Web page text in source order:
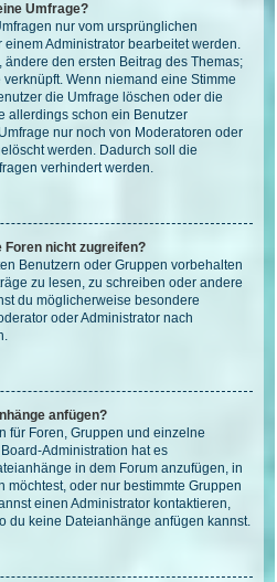
Umfrage?
nur vom ursprünglichen
Administrator bearbeitet werden.
den ersten Beitrag des Themas;
Wenn niemand eine Stimme
die Umfrage löschen oder die
allerdings schon ein Benutzer
nur noch von Moderatoren oder
werden. Dadurch soll die
verhindert werden.
nicht zugreifen?
Benutzern oder Gruppen vorbehalten
zu lesen, zu schreiben oder andere
du möglicherweise besondere
oder Administrator nach
anfügen?
für Foren, Gruppen und einzelne
Administration hat es
in dem Forum anzufügen, in
möchtest, oder nur bestimmte Gruppen
einen Administrator kontaktieren,
du keine Dateianhänge anfügen kannst.